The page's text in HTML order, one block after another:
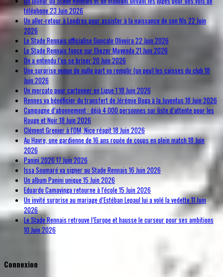
téléphone 23 Juin 2026
Un aller-retour à Londres pour assister à la naissance de son fils 22 Juin
2026
Le Stade Rennais officialise Gonçalo Oliveira 22 Juin 2026
Le Stade Rennais fonce sur Eliezer Mayenda 21 Juin 2026
On a entendu l’os se briser20 Juin 2026
Une surprise venue de nulle part va remplir (un peu) les caisses du club 18
Juin 2026
Un mercato pour cartonner en Ligue 1 18 Juin 2026
Rennes va bénéficier du transfert de Jérémie Boga à la Juventus 18 Juin 2026
Campagne d’abonnement : déjà 4 000 personnes sur liste d’attente pour les
Rouge et Noir18 Juin 2026
Clément Grenier à l'OM, Nice réagit18 Juin 2026
Au Havre, une gardienne de 16 ans rouée de coups en plein match18 Juin
2026
Panini 202617 Juin 2026
Issa Soumaré va signer au Stade Rennais16 Juin 2026
Un album Panini unique15 Juin 2026
Eduardo Camavinga retourne à l'école15 Juin 2026
Un invité surprise au mariage d’Estéban Lepaul lui a volé la vedette11 Juin
2026
Le Stade Rennais retrouve l’Europe et hausse le curseur pour ses ambitions
10 Juin 2026
Connexion